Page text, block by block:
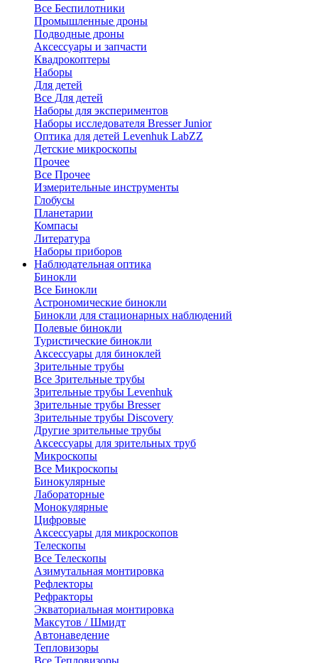
Все Беспилотники
Промышленные дроны
Подводные дроны
Аксессуары и запчасти
Квадрокоптеры
Наборы
Для детей
Все Для детей
Наборы для экспериментов
Наборы исследователя Bresser Junior
Оптика для детей Levenhuk LabZZ
Детские микроскопы
Прочее
Все Прочее
Измерительные инструменты
Глобусы
Планетарии
Компасы
Литература
Наборы приборов
Наблюдательная оптика
Бинокли
Все Бинокли
Астрономические бинокли
Бинокли для стационарных наблюдений
Полевые бинокли
Туристические бинокли
Аксессуары для биноклей
Зрительные трубы
Все Зрительные трубы
Зрительные трубы Levenhuk
Зрительные трубы Bresser
Зрительные трубы Discovery
Другие зрительные трубы
Аксессуары для зрительных труб
Микроскопы
Все Микроскопы
Бинокулярные
Лабораторные
Монокулярные
Цифровые
Аксессуары для микроскопов
Телескопы
Все Телескопы
Азимутальная монтировка
Рефлекторы
Рефракторы
Экваториальная монтировка
Максутов / Шмидт
Автонаведение
Тепловизоры
Все Тепловизоры